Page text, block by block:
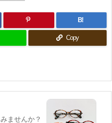
B!
Copy
ませんか？